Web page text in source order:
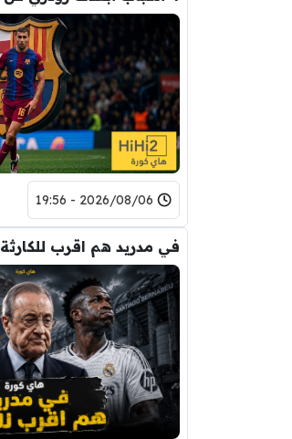
2026/08/06 - 19:56
في مدريد هم اقرب للكارثة